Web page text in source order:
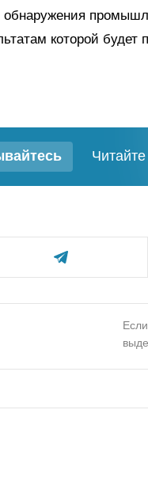
обнаружения
которой будет